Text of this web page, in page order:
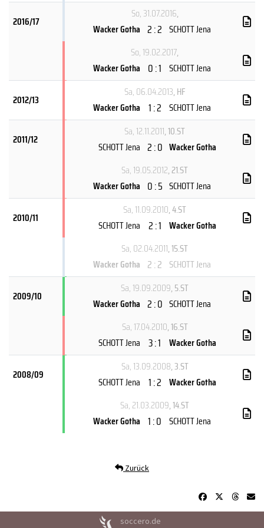
2016/17
So, 31.07.2016,
Wacker Gotha 2 : 2 SCHOTT Jena
So, 19.02.2017,
Wacker Gotha 0 : 1 SCHOTT Jena
2012/13
Sa, 06.04.2013, HF
Wacker Gotha 1 : 2 SCHOTT Jena
2011/12
Sa, 12.11.2011, 10.ST
SCHOTT Jena 2 : 0 Wacker Gotha
Sa, 19.05.2012, 21.ST
Wacker Gotha 0 : 5 SCHOTT Jena
2010/11
Sa, 11.09.2010, 4.ST
SCHOTT Jena 2 : 1 Wacker Gotha
Sa, 02.04.2011, 15.ST
Wacker Gotha 2 : 2 SCHOTT Jena
2009/10
Sa, 19.09.2009, 5.ST
Wacker Gotha 2 : 0 SCHOTT Jena
Sa, 17.04.2010, 16.ST
SCHOTT Jena 3 : 1 Wacker Gotha
2008/09
Sa, 13.09.2008, 3.ST
SCHOTT Jena 1 : 2 Wacker Gotha
Sa, 21.03.2009, 14.ST
Wacker Gotha 1 : 0 SCHOTT Jena
Zurück
soccero.de